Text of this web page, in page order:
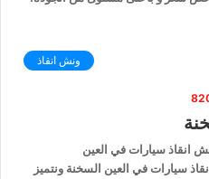
ونش انقاذ
سيارات في العين
ونش انقاذ سيارات في العين السخنة ونتميز